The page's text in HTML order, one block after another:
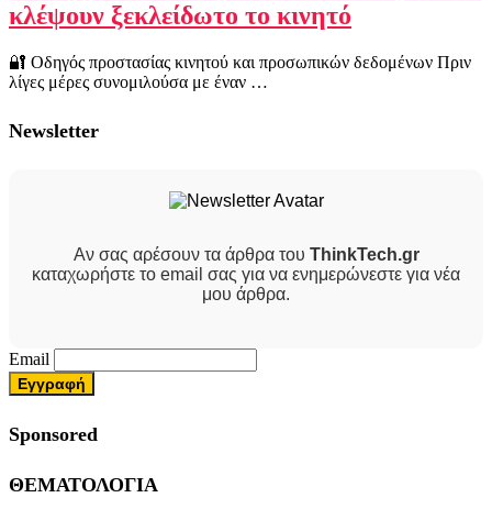
κλέψουν ξεκλείδωτο το κινητό
🔐 Οδηγός προστασίας κινητού και προσωπικών δεδομένων Πριν
λίγες μέρες συνομιλούσα με έναν …
Newsletter
Αν σας αρέσουν τα άρθρα του ThinkTech.gr
καταχωρήστε το email σας για να ενημερώνεστε για νέα
μου άρθρα.
Email
Sponsored
ΘΕΜΑΤΟΛΟΓΙΑ